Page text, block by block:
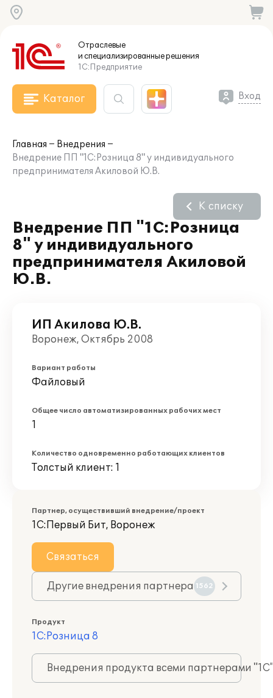
Отраслевые
и специализированныерешения
1С:Предприятие
Каталог Вход
Главная
Внедрения
Внедрение ПП "1С:Розница 8" у индивидуального
предпринимателя Акиловой Ю.В.
Внедрение ПП "1С:Розница
8" у индивидуального
предпринимателя Акиловой
Ю.В.
К списку
ИП Акилова Ю.В.
Воронеж, Октябрь 2008
Вариант работы
Файловый
Общее число автоматизированных рабочих мест
1
Количество одновременно работающих клиентов
Толстый клиент: 1
Партнер, осуществивший внедрение/проект
1С:Первый Бит, Воронеж
Связаться
Другие внедрения партнера 1562
Продукт
1С:Розница 8
Внедрения продукта всеми партнерами